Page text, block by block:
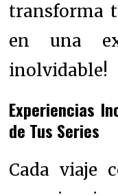
transforma
en una
inolvidable!
Experiencias
de Tus Series
Cada viaje